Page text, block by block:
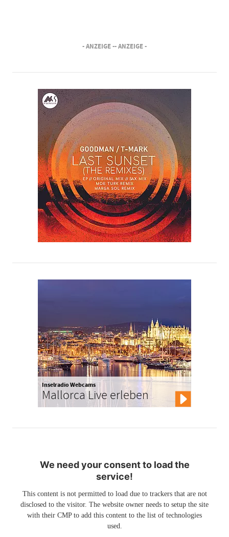
- ANZEIGE -- ANZEIGE -
Inselradio Webcams
Mallorca Live erleben
We need your consent to load the
service!
This content is not permitted to load due to trackers that are not
disclosed to the visitor. The website owner needs to setup the site
with their CMP to add this content to the list of technologies
used.